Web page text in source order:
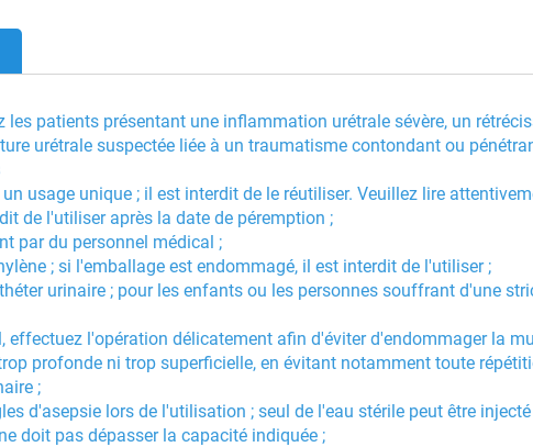
patients présentant une inflammation urétrale sévère, un
urétrale suspectée liée à un traumatisme contondant ou
usage unique ; il est interdit de le réutiliser. Veuillez lire
de l'utiliser après la date de péremption ;
par du personnel médical ;
; si l'emballage est endommagé, il est interdit de l'utiliser ;
urinaire ; pour les enfants ou les personnes souffrant d'une
effectuez l'opération délicatement afin d'éviter d'endommager la
profonde ni trop superficielle, en évitant notamment toute
;
d'asepsie lors de l'utilisation ; seul de l'eau stérile peut être
doit pas dépasser la capacité indiquée ;